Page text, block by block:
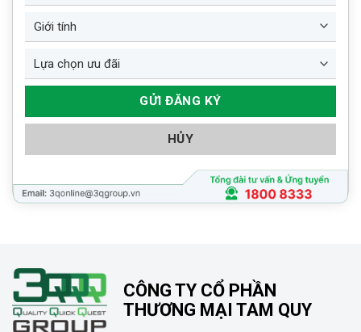
HỦY
CÔNG TY CỔ PHẦN
THƯƠNG MẠI TAM QUY